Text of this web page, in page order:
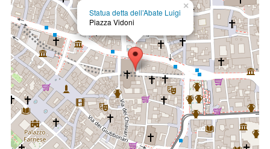
×
Statua detta dell’Abate Luigi
Piazza Vidoni